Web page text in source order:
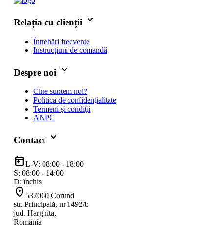
Relația cu clienții keyboard_arrow_down
Întrebări frecvente
Instrucțiuni de comandă
Despre noi keyboard_arrow_down
Cine suntem noi?
Politica de confidenţialitate
Termeni şi condiţii
ANPC
Contact keyboard_arrow_down
todayL-V: 08:00 - 18:00
S: 08:00 - 14:00
D: închis
location_on 537060 Corund
str. Principală, nr.1492/b
jud. Harghita,
România